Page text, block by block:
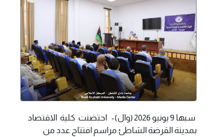
سبها 9 يونيو 2026 (وال)- احتضنت كلية الاقتصاد
بمدينة القرضة الشاطئ مراسم افتتاح عدد من